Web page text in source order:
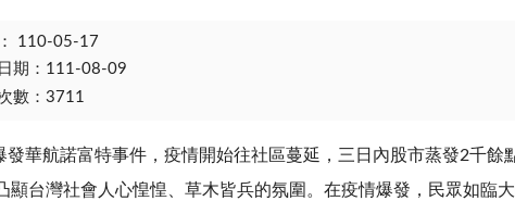
110-05-17
期：111-08-09
數：3711
發華航諾富特事件，疫情開始往社區蔓延，三日內股市蒸發2千餘
顯台灣社會人心惶惶、草木皆兵的氛圍。在疫情爆發，民眾如臨